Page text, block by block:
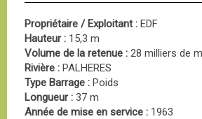
Propriétaire / Exploitant : EDF
Hauteur : 15,3 m
Volume de la retenue : 28 milliers de
Rivière : PALHERES
Type Barrage : Poids
Longueur : 37 m
Année de mise en service : 1963